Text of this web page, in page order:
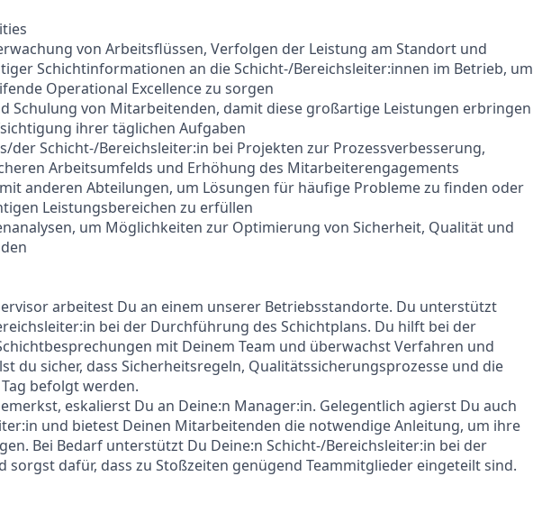
von Arbeitsflüssen, Verfolgen der Leistung am Standort und
Schichtinformationen an die Schicht-/Bereichsleiter:innen im Betrieb, um
Operational Excellence zu sorgen
Schulung von Mitarbeitenden, damit diese großartige Leistungen erbringen
ihrer täglichen Aufgaben
der Schicht-/Bereichsleiter:in bei Projekten zur Prozessverbesserung,
Arbeitsumfelds und Erhöhung des Mitarbeiterengagements
anderen Abteilungen, um Lösungen für häufige Probleme zu finden oder
Leistungsbereichen zu erfüllen
um Möglichkeiten zur Optimierung von Sicherheit, Qualität und
arbeitest Du an einem unserer Betriebsstandorte. Du unterstützt
bei der Durchführung des Schichtplans. Du hilft bei der
mit Deinem Team und überwachst Verfahren und
du sicher, dass Sicherheitsregeln, Qualitätssicherungsprozesse und die
befolgt werden.
eskalierst Du an Deine:n Manager:in. Gelegentlich agierst Du auch
und bietest Deinen Mitarbeitenden die notwendige Anleitung, um ihre
Bei Bedarf unterstützt Du Deine:n Schicht-/Bereichsleiter:in bei der
sorgst dafür, dass zu Stoßzeiten genügend Teammitglieder eingeteilt sind.